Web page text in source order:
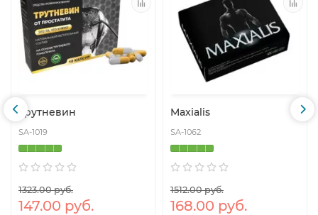
Трутневин
SA-1019
1323.00 руб.
147.00 руб.
Maxialis
SA-1062
1512.00 руб.
168.00 руб.